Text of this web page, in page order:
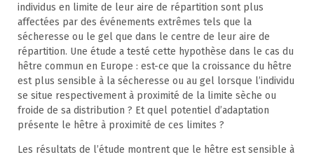
individus en limite de leur aire de répartition sont plus
affectées par des événements extrêmes tels que la
sécheresse ou le gel que dans le centre de leur aire de
répartition. Une étude a testé cette hypothèse dans le cas du
hêtre commun en Europe : est-ce que la croissance du hêtre
est plus sensible à la sécheresse ou au gel lorsque l’individu
se situe respectivement à proximité de la limite sèche ou
froide de sa distribution ? Et quel potentiel d’adaptation
présente le hêtre à proximité de ces limites ?
Les résultats de l’étude montrent que le hêtre est sensible à